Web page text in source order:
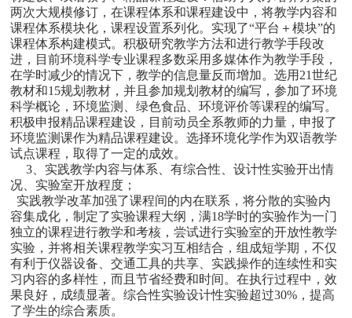
两次大规模修订，在课程体系和课程建设中，将教学内容和
课程体系模块化，课程设置系列化。实现了“平台＋模块”的
课程体系构建模式。积极研究教学方法和进行教学手段改
进，目前环境科学专业课程多数采用多媒体作为教学手段，
在学时减少的情况下，教学的信息量反而增加。选用21世纪
教材和15规划教材，并且参加规划教材的编写，参加了环境
科学概论，环境监测、绿色食品、环境评价等课程的编写。
积极申报精品课程建设，目前动员全系教师的力量，申报了
环境监测课作为精品课程建设。选择环境化学作为双语教学
试点课程，取得了一定的成效。
3、实践教学内容与体系、有综合性、设计性实验开出情
况、实验室开放程度；
实践教学改革加强了课程间的内在联系，将分散的实验内
容集成化，制定了实验课程大纲，满18学时的实验作为一门
独立的课程进行教学和考核，尝试进行实验室的开放性教学
实验，并将相关课程教学实习互相结合，组成短学期，不仅
有利于仪器设备、交通工具的共享、实践操作的连续性和实
习内容的多样性，而且节省经费和时间。在执行过程中，效
果良好，成绩显著。综合性实验设计性实验超过30%，提高
了学生的综合素质。